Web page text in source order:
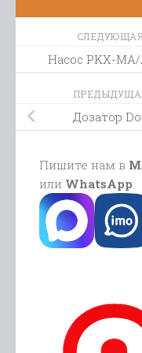
Насос PKX-
Дозатор
Пишите нам в
или WhatsApp: